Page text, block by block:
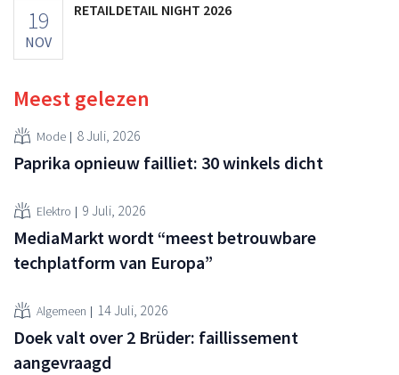
19
NOV
RETAILDETAIL NIGHT 2026
Meest gelezen
Mode 8 Juli, 2026
Paprika opnieuw failliet: 30 winkels dicht
Elektro 9 Juli, 2026
MediaMarkt wordt “meest betrouwbare
techplatform van Europa”
Algemeen 14 Juli, 2026
Doek valt over 2 Brüder: faillissement
aangevraagd